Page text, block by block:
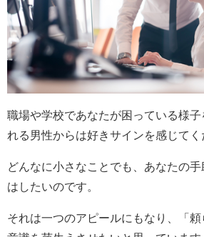
職場や学校であなたが困っている様子
れる男性からは好きサインを感じてく
どんなに小さなことでも、あなたの
はしたいのです。
それは一つのアピールにもなり、「頼